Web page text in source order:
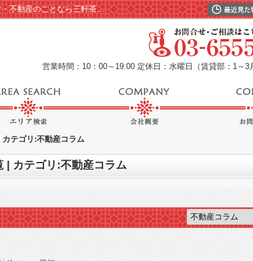
スタッフブログ記事一覧ページ | カテゴリ:不動産コラム｜三軒茶屋の賃貸・不動産のことなら三軒茶屋不動産(5ページ目)
営業時間：10：00～19:00 定休日：水曜日（賃貸部：1～3
テゴリ:不動産コラム
| カテゴリ:不動産コラム